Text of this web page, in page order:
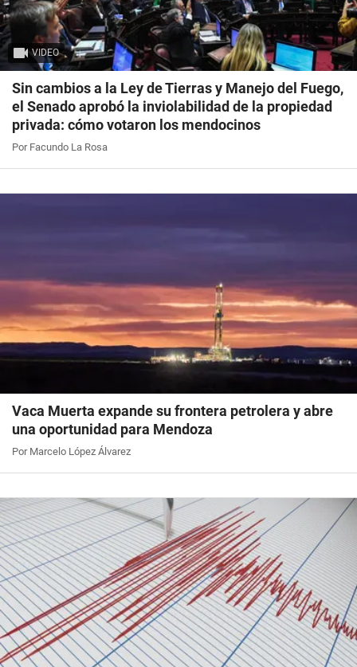
VIDEO
Sin cambios a la Ley de Tierras y Manejo del Fuego,
el Senado aprobó la inviolabilidad de la propiedad
privada: cómo votaron los mendocinos
Por Facundo La Rosa
Vaca Muerta expande su frontera petrolera y abre
una oportunidad para Mendoza
Por Marcelo López Álvarez